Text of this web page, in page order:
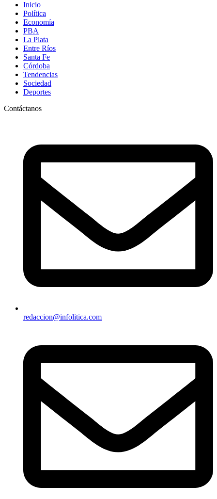
Inicio
Política
Economía
PBA
La Plata
Entre Ríos
Santa Fe
Córdoba
Tendencias
Sociedad
Deportes
Contáctanos
redaccion@infolitica.com